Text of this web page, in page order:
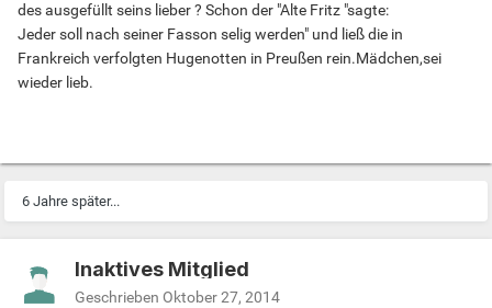
des ausgefüllt seins lieber ? Schon der "Alte Fritz "sagte:
Jeder soll nach seiner Fasson selig werden" und ließ die in
Frankreich verfolgten Hugenotten in Preußen rein.Mädchen,sei
wieder lieb.
6 Jahre später...
Inaktives Mitglied
Geschrieben Oktober 27, 2014